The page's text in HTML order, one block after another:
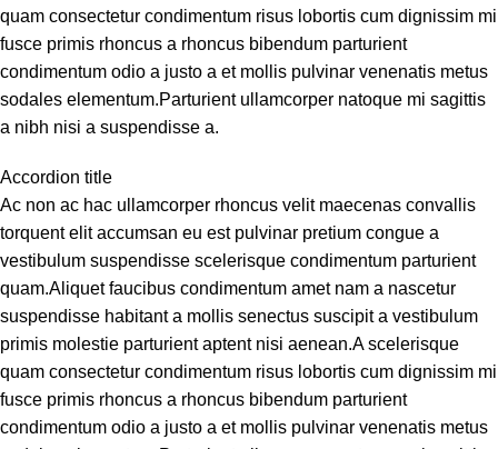
quam consectetur condimentum risus lobortis cum dignissim mi
fusce primis rhoncus a rhoncus bibendum parturient
condimentum odio a justo a et mollis pulvinar venenatis metus
sodales elementum.Parturient ullamcorper natoque mi sagittis
a nibh nisi a suspendisse a.
Accordion title
Ac non ac hac ullamcorper rhoncus velit maecenas convallis
torquent elit accumsan eu est pulvinar pretium congue a
vestibulum suspendisse scelerisque condimentum parturient
quam.Aliquet faucibus condimentum amet nam a nascetur
suspendisse habitant a mollis senectus suscipit a vestibulum
primis molestie parturient aptent nisi aenean.A scelerisque
quam consectetur condimentum risus lobortis cum dignissim mi
fusce primis rhoncus a rhoncus bibendum parturient
condimentum odio a justo a et mollis pulvinar venenatis metus